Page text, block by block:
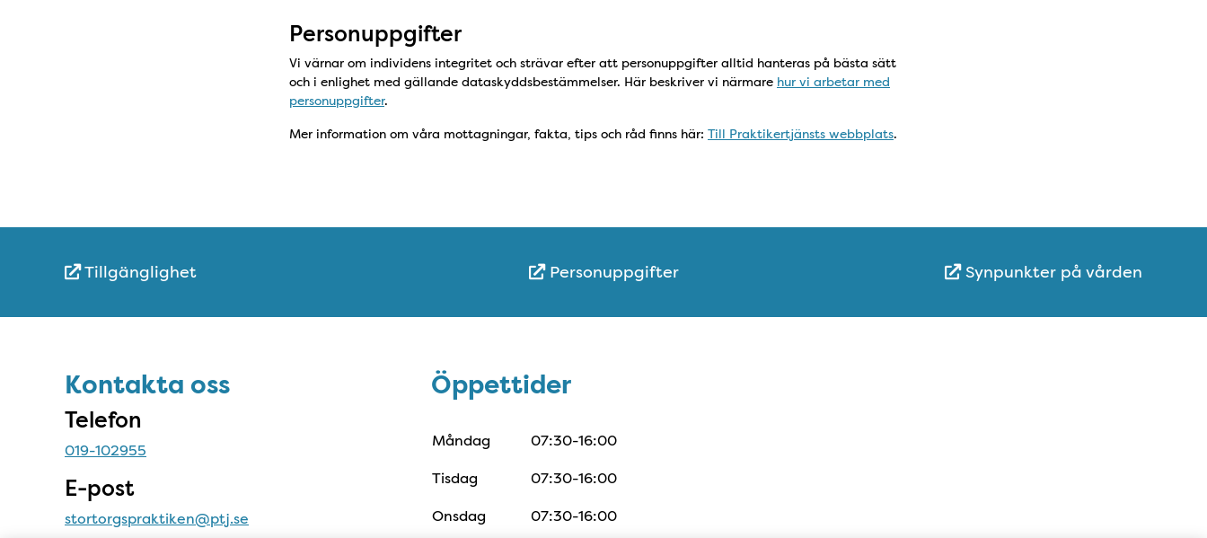
Personuppgifter
Vi värnar om individens integritet och strävar efter att personuppgifter alltid hanteras på bästa sätt
och i enlighet med gällande dataskyddsbestämmelser. Här beskriver vi närmare hur vi arbetar med
personuppgifter.
Mer information om våra mottagningar, fakta, tips och råd finns här: Till Praktikertjänsts webbplats.
Snabblänkar
Tillgänglighet Personuppgifter Synpunkter på vården
Kontakta oss
Kontakta oss
Telefon
019-102955
E-post
stortorgspraktiken@ptj.se
Öppettider
Öppettider
Måndag
07:30-16:00
Tisdag
07:30-16:00
Onsdag
07:30-16:00